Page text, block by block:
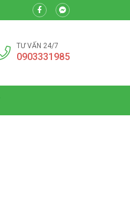
TƯ VẤN 24/7
0903331985